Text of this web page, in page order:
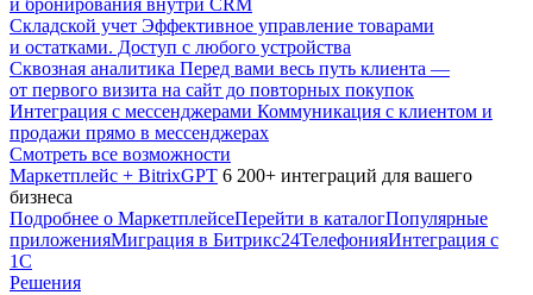
и бронирования внутри CRM
Складской учет Эффективное управление товарами
и остатками. Доступ с любого устройства
Сквозная аналитика Перед вами весь путь клиента —
от первого визита на сайт до повторных покупок
Интеграция с мессенджерами Коммуникация с клиентом и
продажи прямо в мессенджерах
Смотреть все возможности
Маркетплейс + BitrixGPT 6 200+ интеграций для вашего
бизнеса
Подробнее о МаркетплейсеПерейти в каталогПопулярные
приложенияМиграция в Битрикс24ТелефонияИнтеграция с
1С
Решения